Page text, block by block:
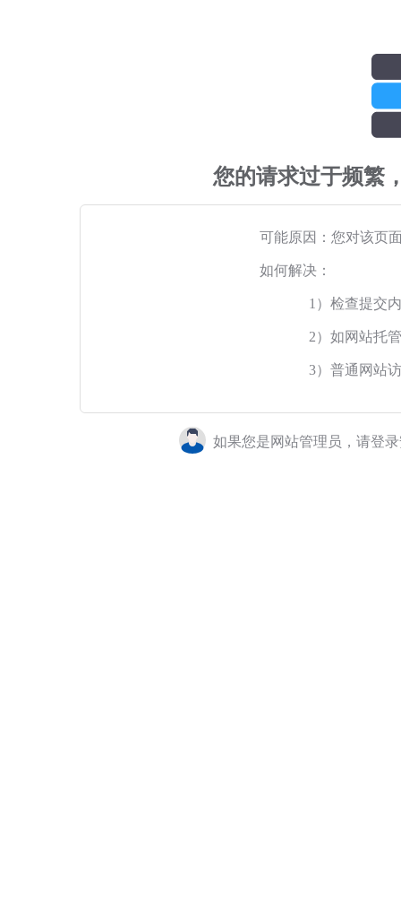
您的请求过于频繁
可能原因：您对该页
如何解决：
1）检查提交
2）如网站托
3）普通网站
如果您是网站管理员，请登